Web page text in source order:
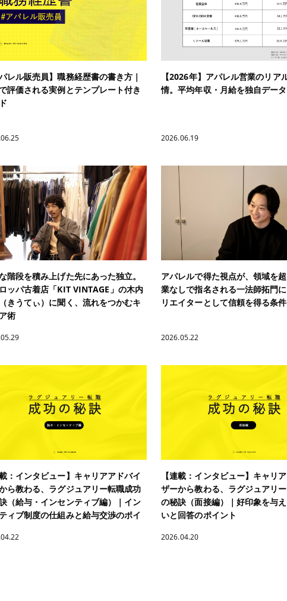
パレル販売員】職務経歴書の書き方｜
評価される実例とテンプレート付き
【2026年】アパレル営業のリア
情。平均年収・月給を独自デー
2026.06.19
階段を積み上げた先にあった独立。
ッパ古着店「KIT VINTAGE」の木内
きうてぃ）に聞く、流れをつかむキ
術
アパレルで得た視点が、領域を
業なしで指名される一法師拓門
リエイターとして信頼を得る条件
2026.05.22
載：インタビュー】キャリアアドバイ
ら教わる、ラグジュアリー転職成功
（給与・インセンティブ編）｜イン
ィブ制度の仕組みと給与交渉のポイ
【連載：インタビュー】キャリ
ザーから教わる、ラグジュアリ
の秘訣（面接編）｜好印象を与
いと回答のポイント
2026.04.20